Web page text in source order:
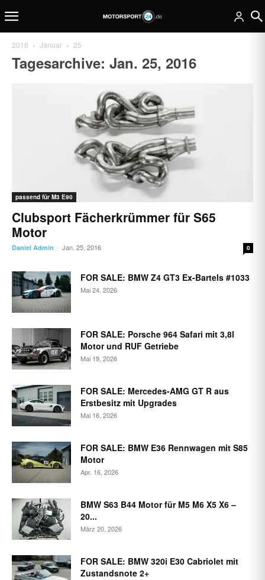
2016 Januar 25
Tagesarchive: Jan. 25, 2016
passend für M3 E90
Clubsport Fächerkrümmer für S65
Motor
Daniel Admin - Jan. 25, 2016 0
FOR SALE: BMW Z4 GT3 Ex-Bartels #1033
Mai 24, 2026
FOR SALE: Porsche 964 Safari mit 3,8l
Motor und RUF Getriebe
Mai 19, 2026
FOR SALE: Mercedes-AMG GT R aus
Erstbesitz mit Upgrades
Mai 16, 2026
FOR SALE: BMW E36 Rennwagen mit S85
Motor
Apr. 16, 2026
BMW S63 B44 Motor für M5 M6 X5 X6 –
20...
März 20, 2026
FOR SALE: BMW 320i E30 Cabriolet mit
Zustandsnote 2+